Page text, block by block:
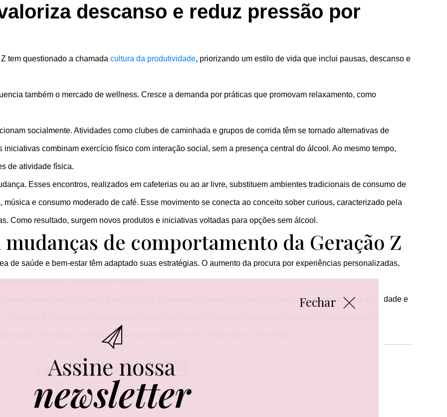
descanso e reduz pressão por
tem questionado a chamada cultura da produtividade, priorizando um estilo de vida que inclui pausas, descanso e
também o mercado de wellness. Cresce a demanda por práticas que promovam relaxamento, como
socialmente. Atividades como clubes de caminhada e grupos de corrida têm se tornado alternativas de
combinam exercício físico com interação social, sem a presença central do álcool. Ao mesmo tempo,
de atividade física.
Esses encontros, realizados em cafeterias ou ao ar livre, substituem ambientes tradicionais de consumo de
e consumo moderado de café. Esse movimento se conecta ao conceito sober curious, caracterizado pela
Como resultado, surgem novos produtos e iniciativas voltadas para opções sem álcool.
de comportamento da Geração Z
de saúde e bem-estar têm adaptado suas estratégias. O aumento da procura por experiências personalizadas,
novos serviços e modelos de negócio.
presenciais e digitais, ganham força. O mesmo acontece com soluções voltadas ao controle da ansiedade e
Geração Z não apenas consome wellness, mas influencia a forma como esse mercado se desenvolve. Ao
esse grupo contribui para uma abordagem mais integrada do bem-estar.
Compartilhe:
Fechar
Assine nossa
newsletter